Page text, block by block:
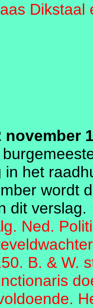
Dikstaal
november
in het
wordt
dit verslag.
Ned.
B. & W.